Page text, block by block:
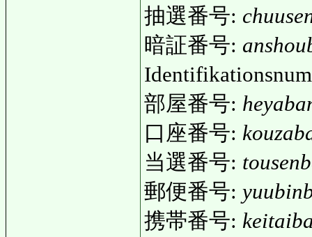
抽選番号:
暗証番号:
部屋番号:
口座番号:
当選番号:
郵便番号:
携帯番号: